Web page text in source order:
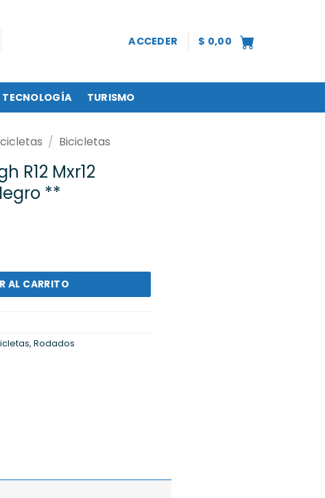
ACCEDER $ 0,00
TECNOLOGÍA TURISMO
/ Bicicletas
R12 Mxr12
**
Rojo/Blanco/Negro ** cantidad
AL CARRITO
, Rodados